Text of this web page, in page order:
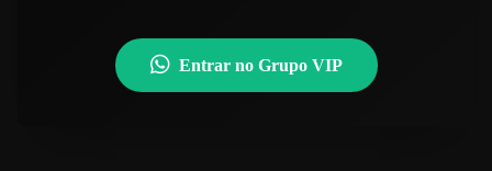
Entrar no Grupo VIP